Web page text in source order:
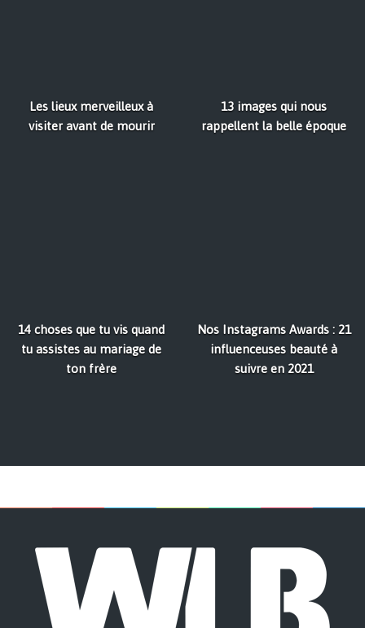
Les lieux merveilleux à
visiter avant de mourir
13 images qui nous
rappellent la belle époque
14 choses que tu vis quand
tu assistes au mariage de
ton frère
Nos Instagrams Awards : 21
influenceuses beauté à
suivre en 2021